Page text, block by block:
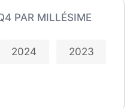
PAR MILLÉSIME
2024 2023